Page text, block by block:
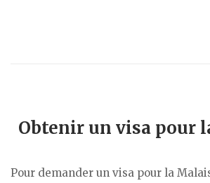
Obtenir un visa pour
Pour demander un visa pour la